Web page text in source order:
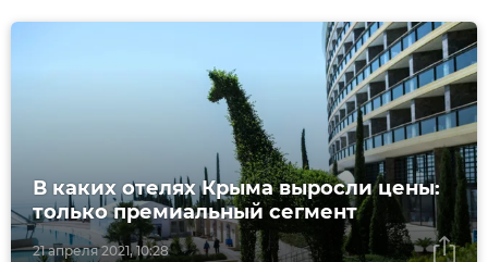
21 апреля 2021, 10:28
В каких отелях Крыма выросли цены:
только премиальный сегмент